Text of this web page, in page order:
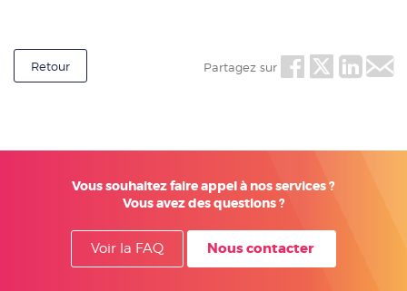
Retour Partagez sur
Vous souhaitez faire appel à nos services ?
Vous avez des questions ?
Voir la FAQ Nous contacter